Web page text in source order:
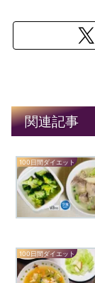
関連記事
100日間ダイエット
100日間ダイエット